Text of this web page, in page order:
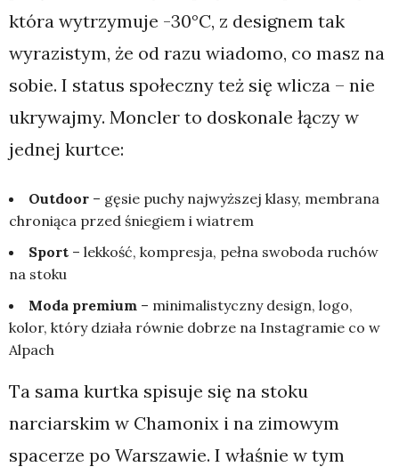
która wytrzymuje -30°C, z designem tak
wyrazistym, że od razu wiadomo, co masz na
sobie. I status społeczny też się wlicza – nie
ukrywajmy. Moncler to doskonale łączy w
jednej kurtce:
Outdoor – gęsie puchy najwyższej klasy, membrana
chroniąca przed śniegiem i wiatrem
Sport – lekkość, kompresja, pełna swoboda ruchów
na stoku
Moda premium – minimalistyczny design, logo,
kolor, który działa równie dobrze na Instagramie co w
Alpach
Ta sama kurtka spisuje się na stoku
narciarskim w Chamonix i na zimowym
spacerze po Warszawie. I właśnie w tym